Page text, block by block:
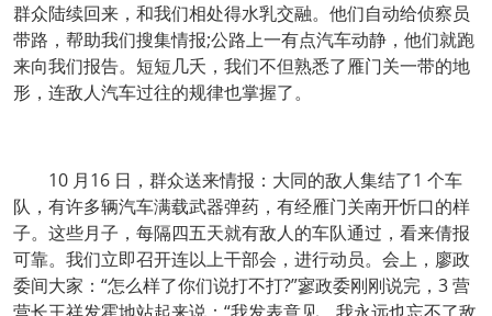
群众陆续回来，和我们相处得水乳交融。他们自动给侦察员
带路，帮助我们搜集情报;公路上一有点汽车动静，他们就跑
来向我们报告。短短几夭，我们不但熟悉了雁门关一带的地
形，连敌人汽车过往的规律也掌握了。
10 月16 日，群众送来情报：大同的敌人集结了1 个车
队，有许多辆汽车满载武器弹药，有经雁门关南开忻口的样
子。这些月子，每隔四五天就有敌人的车队通过，看来倩报
可靠。我们立即召开连以上干部会，进行动员。会上，廖政
委间大家：“怎么样了你们说打不打?”寥政委刚刚说完，3 营